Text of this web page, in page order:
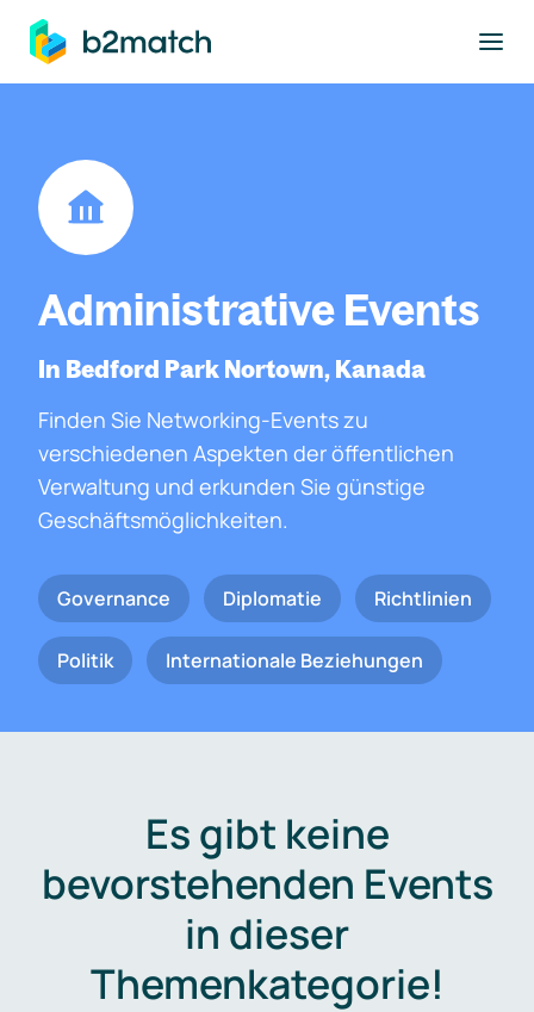
springen
Administrative Events
In Bedford Park Nortown, Kanada
Finden Sie Networking-Events zu
verschiedenen Aspekten der öffentlichen
Verwaltung und erkunden Sie günstige
Geschäftsmöglichkeiten.
Governance Diplomatie Richtlinien
Politik Internationale Beziehungen
Es gibt keine
bevorstehenden Events
in dieser
Themenkategorie!